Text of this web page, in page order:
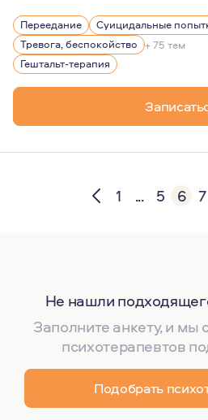
Ведущими ценностями в
Исследование себя через
Переедание
Суицидальные
Тревога, беспокойство + 75 тем
Гештальт-терапия
1 ... 5 6 7
Не нашли
Заполните анкету, и
психотерапевтов
Подобрать